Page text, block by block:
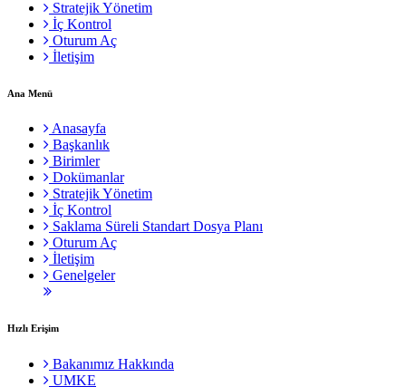
Stratejik Yönetim
İç Kontrol
Oturum Aç
İletişim
Ana Menü
Anasayfa
Başkanlık
Birimler
Dokümanlar
Stratejik Yönetim
İç Kontrol
Saklama Süreli Standart Dosya Planı
Oturum Aç
İletişim
Genelgeler
Hızlı Erişim
Bakanımız Hakkında
UMKE